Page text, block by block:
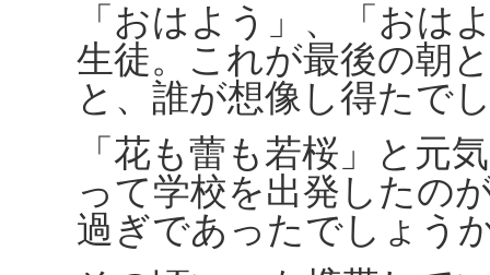
「おはよう」、「おは
生徒。これが最後の朝
と、誰が想像し得たで
「花も蕾も若桜」と元
って学校を出発したの
過ぎであったでしょう